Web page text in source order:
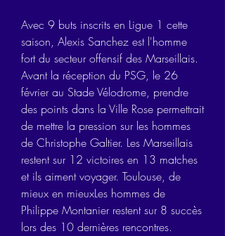
Avec 9 buts inscrits en Ligue 1 cette
saison, Alexis Sanchez est l'homme
fort du secteur offensif des Marseillais.
Avant la réception du PSG, le 26
février au Stade Vélodrome, prendre
des points dans la Ville Rose permettrait
de mettre la pression sur les hommes
de Christophe Galtier. Les Marseillais
restent sur 12 victoires en 13 matches
et ils aiment voyager. Toulouse, de
mieux en mieuxLes hommes de
Philippe Montanier restent sur 8 succès
lors des 10 dernières rencontres.